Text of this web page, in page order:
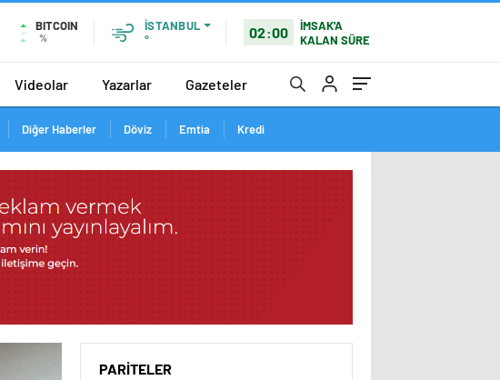
BITCOIN
%
İSTANBUL
°
02:00
İMSAK'A
KALAN SÜRE
Videolar Yazarlar Gazeteler
Diğer Haberler Döviz Emtia Kredi
PARİTELER